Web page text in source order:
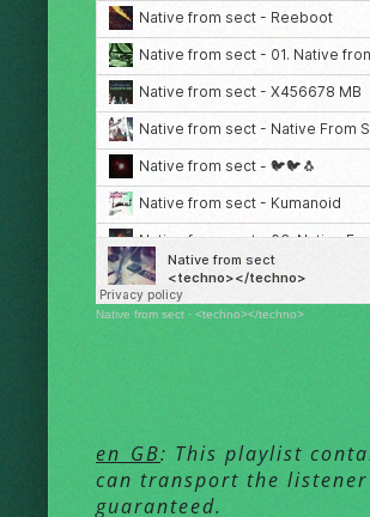
Native from sect · <techno></techno>
en_GB: This playlist
can transport the
guaranteed.